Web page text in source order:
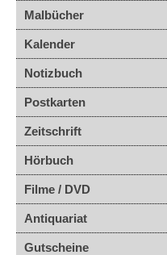
Malbücher
Kalender
Notizbuch
Postkarten
Zeitschrift
Hörbuch
Filme / DVD
Antiquariat
Gutscheine